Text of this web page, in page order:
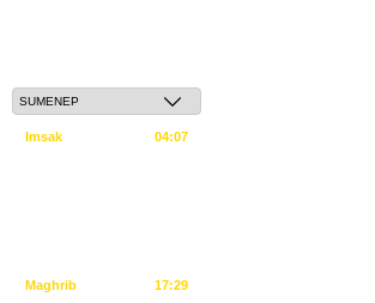
Imsak 04:07
Maghrib 17:29